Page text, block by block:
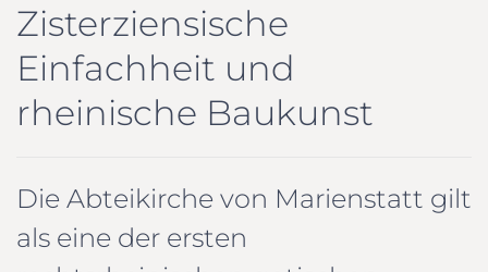
Zisterziensische
Einfachheit und
rheinische Baukunst
Die Abteikirche von Marienstatt gilt
als eine der ersten